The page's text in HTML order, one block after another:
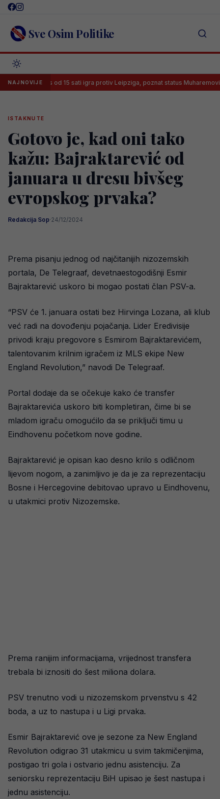
Skip
content Sve Osim Politike
NAJNOVIJE
Leeds od 15 sati igra protiv Leipziga, poznat status Muharemovića
ISTAKNUTE
Gotovo je, kad oni tako
kažu: Bajraktarević od
januara u dresu bivšeg
evropskog prvaka?
Redakcija Sop·24/12/2024
Prema pisanju jednog od najčitanijih nizozemskih
portala, De Telegraaf, devetnaestogodišnji Esmir
Bajraktarević uskoro bi mogao postati član PSV-a.
“PSV će 1. januara ostati bez Hirvinga Lozana, ali klub
već radi na dovođenju pojačanja. Lider Eredivisije
privodi kraju pregovore s Esmirom Bajraktarevićem,
talentovanim krilnim igračem iz MLS ekipe New
England Revolution,” navodi De Telegraaf.
Portal dodaje da se očekuje kako će transfer
Bajraktarevića uskoro biti kompletiran, čime bi se
mladom igraču omogućilo da se priključi timu u
Eindhovenu početkom nove godine.
Bajraktarević je opisan kao desno krilo s odličnom
lijevom nogom, a zanimljivo je da je za reprezentaciju
Bosne i Hercegovine debitovao upravo u Eindhovenu,
u utakmici protiv Nizozemske.
Prema ranijim informacijama, vrijednost transfera
trebala bi iznositi do šest miliona dolara.
PSV trenutno vodi u nizozemskom prvenstvu s 42
boda, a uz to nastupa i u Ligi prvaka.
Esmir Bajraktarević ove je sezone za New England
Revolution odigrao 31 utakmicu u svim takmičenjima,
postigao tri gola i ostvario jednu asistenciju. Za
seniorsku reprezentaciju BiH upisao je šest nastupa i
jednu asistenciju.